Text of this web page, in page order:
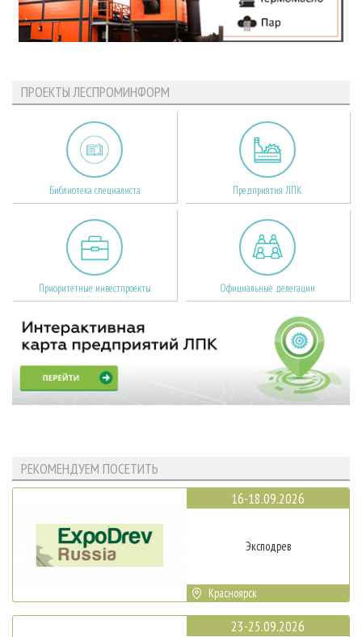
ПРОЕКТЫ ЛЕСПРОМИНФОРМ
Библиотека специалиста Предприятия ЛПК
Приоритетные инвестпроекты Официальные делегации
РЕКОМЕНДУЕМ ПОСЕТИТЬ
16-18.09.2026
Эксподрев
Красноярск
23-25.09.2026